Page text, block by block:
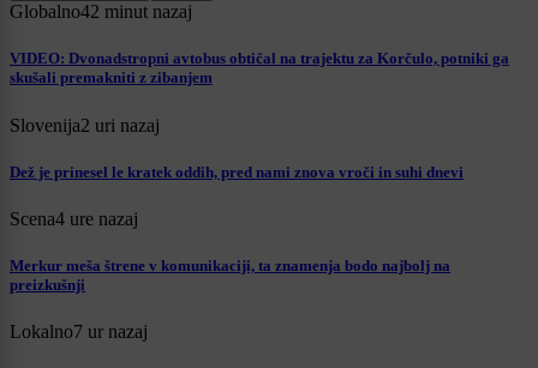
Globalno42 minut nazaj
VIDEO: Dvonadstropni avtobus obtičal na trajektu za Korčulo, potniki ga
skušali premakniti z zibanjem
Slovenija2 uri nazaj
Dež je prinesel le kratek oddih, pred nami znova vroči in suhi dnevi
Scena4 ure nazaj
Merkur meša štrene v komunikaciji, ta znamenja bodo najbolj na
preizkušnji
Lokalno7 ur nazaj